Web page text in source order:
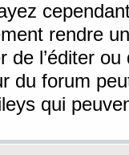
rendre
de l’éditer
du forum
qui